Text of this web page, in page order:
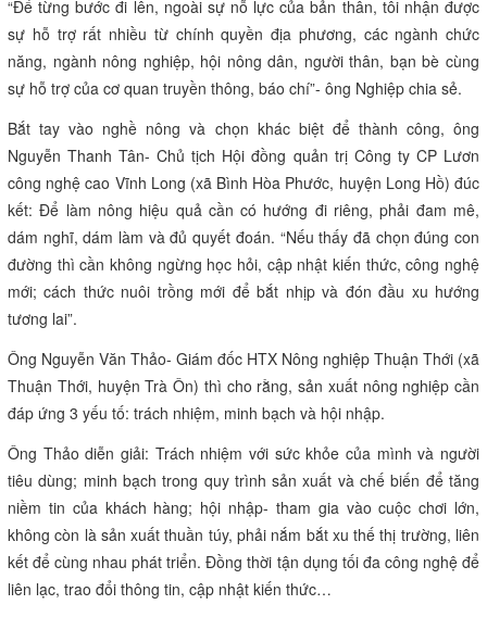
“Để từng bước đi lên, ngoài sự nỗ lực của bản thân, tôi nhận được
sự hỗ trợ rất nhiều từ chính quyền địa phương, các ngành chức
năng, ngành nông nghiệp, hội nông dân, người thân, bạn bè cùng
sự hỗ trợ của cơ quan truyền thông, báo chí”- ông Nghiệp chia sẻ.
Bắt tay vào nghề nông và chọn khác biệt để thành công, ông
Nguyễn Thanh Tân- Chủ tịch Hội đồng quản trị Công ty CP Lươn
công nghệ cao Vĩnh Long (xã Bình Hòa Phước, huyện Long Hồ) đúc
kết: Để làm nông hiệu quả cần có hướng đi riêng, phải đam mê,
dám nghĩ, dám làm và đủ quyết đoán. “Nếu thấy đã chọn đúng con
đường thì cần không ngừng học hỏi, cập nhật kiến thức, công nghệ
mới; cách thức nuôi trồng mới để bắt nhịp và đón đầu xu hướng
tương lai”.
Ông Nguyễn Văn Thảo- Giám đốc HTX Nông nghiệp Thuận Thới (xã
Thuận Thới, huyện Trà Ôn) thì cho rằng, sản xuất nông nghiệp cần
đáp ứng 3 yếu tố: trách nhiệm, minh bạch và hội nhập.
Ông Thảo diễn giải: Trách nhiệm với sức khỏe của mình và người
tiêu dùng; minh bạch trong quy trình sản xuất và chế biến để tăng
niềm tin của khách hàng; hội nhập- tham gia vào cuộc chơi lớn,
không còn là sản xuất thuần túy, phải nắm bắt xu thế thị trường, liên
kết để cùng nhau phát triển. Đồng thời tận dụng tối đa công nghệ để
liên lạc, trao đổi thông tin, cập nhật kiến thức…